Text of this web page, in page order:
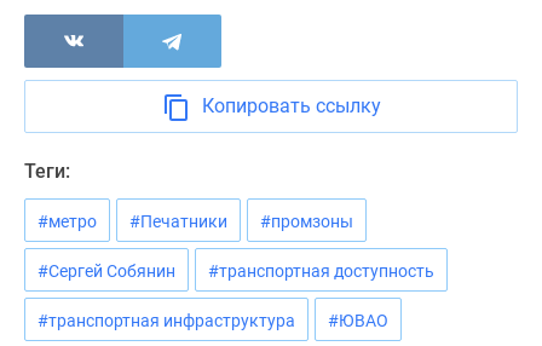
Мнение
эксперта
Аналитика
Покупателю
Экспертиза
Эксперты
авторы
проекте
Копировать ссылку
Теги:
#метро #Печатники #промзоны
#Сергей Собянин #транспортная доступность
#транспортная инфраструктура #ЮВАО